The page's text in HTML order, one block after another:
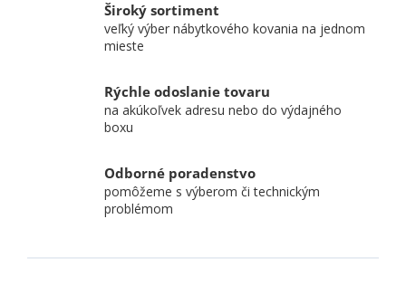
Široký sortiment
veľký výber nábytkového kovania na jednom
mieste
Rýchle odoslanie tovaru
na akúkoľvek adresu nebo do výdajného
boxu
Odborné poradenstvo
pomôžeme s výberom či technickým
problémom